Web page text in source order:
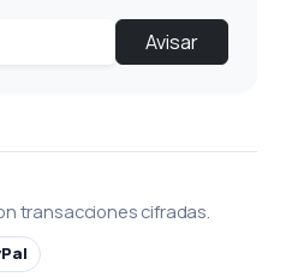
Avisar
transacciones cifradas.